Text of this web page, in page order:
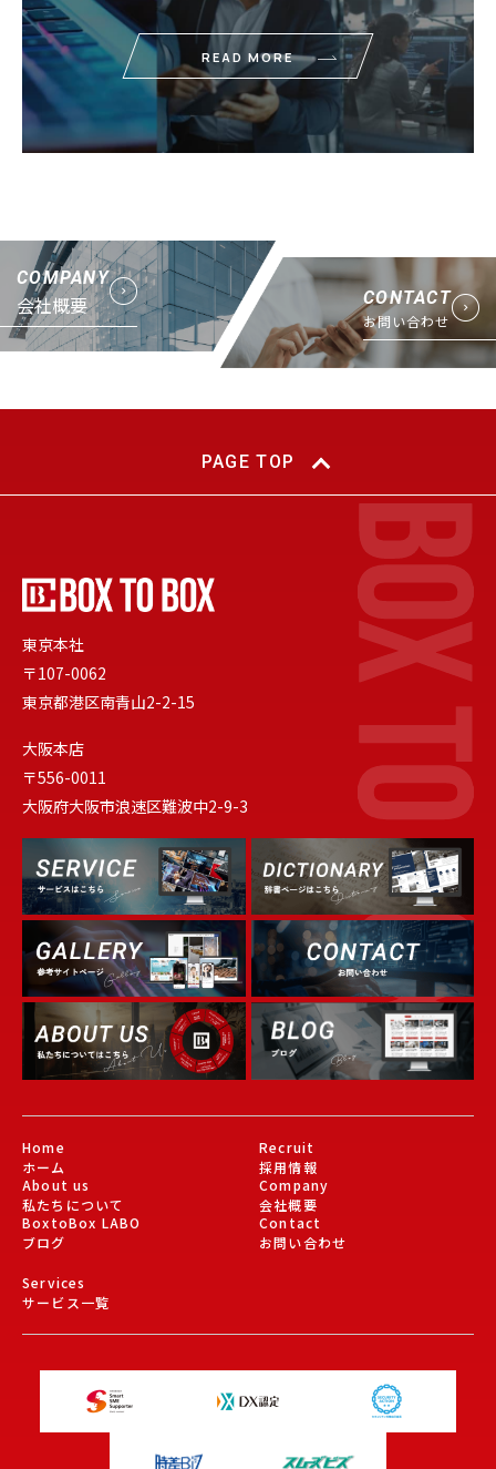
READ MORE
COMPANY
会社概要 CONTACT
お問い合わせ
PAGE TOP
東京本社
〒107-0062
東京都港区南青山2-2-15
大阪本店
〒556-0011
大阪府大阪市浪速区難波中2-9-3
Service Dictionary
Gallery
About Us Blog
Home
ホーム
About us
私たちについて
BoxtoBox LABO
ブログ
Recruit
採用情報
Company
会社概要
Contact
お問い合わせ
Services
サービス一覧